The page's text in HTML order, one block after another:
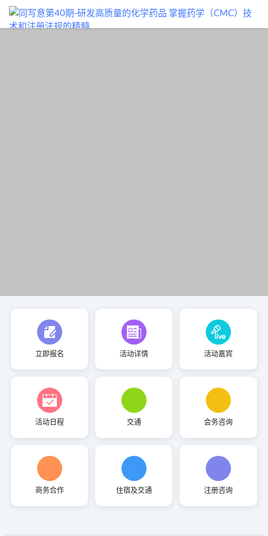
立即报名 活动详情 活动嘉宾
活动日程 交通 会务咨询
商务合作 住宿及交通 注册咨询